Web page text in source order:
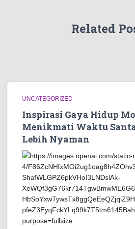
Related
UNCATEGORIZED
Inspirasi Gaya Hidup
Menikmati Waktu
Lebih Nyaman